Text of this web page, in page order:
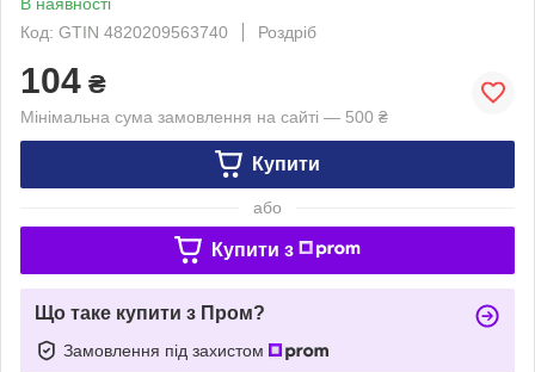
Код: GTIN 4820209563740
Роздріб
104 ₴
Мінімальна сума замовлення на сайті — 500 ₴
Купити
або
Купити з
Що таке купити з Пром?
Замовлення під захистом